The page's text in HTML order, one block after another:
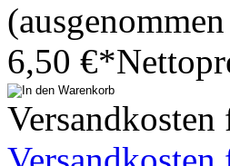
6,50 €*